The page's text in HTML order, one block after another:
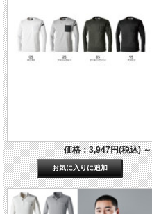
価格：3,947円(税込)～